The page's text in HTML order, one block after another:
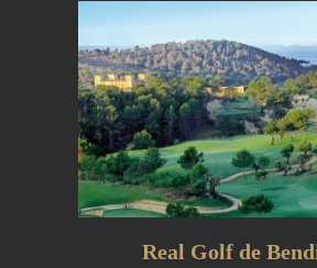
Real Golf de